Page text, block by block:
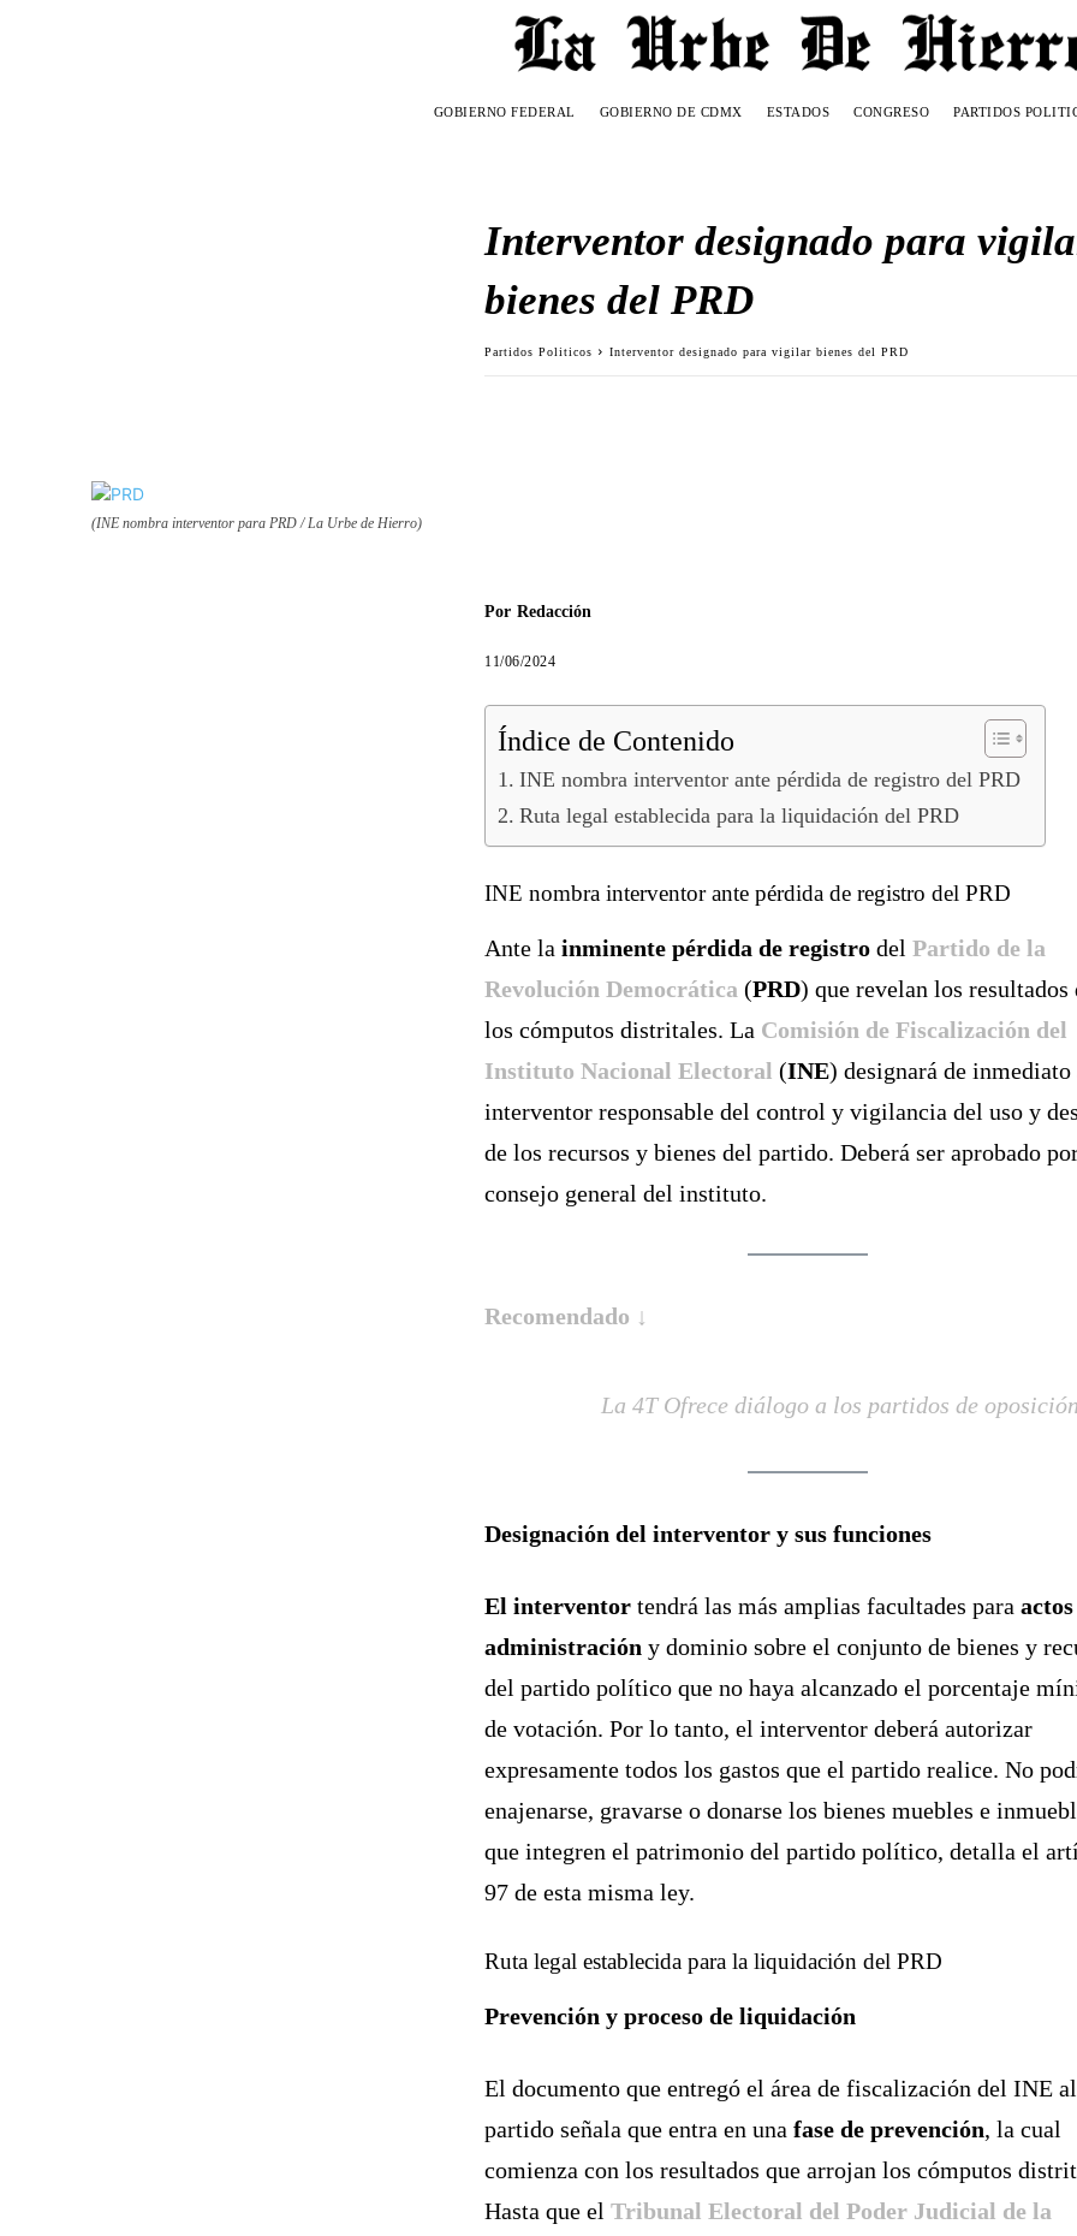
GOBIERNO FEDERAL GOBIERNO DE CDMX ESTADOS CONGRESO PARTIDOS
Interventor designado para
bienes del PRD
Partidos Politicos Interventor designado para vigilar bienes del PRD
(INE nombra interventor para PRD / La Urbe de Hierro)
Por Redacción
11/06/2024
Índice de Contenido
INE nombra interventor ante pérdida de registro del PRD
Ruta legal establecida para la liquidación del PRD
INE nombra interventor ante pérdida de registro del PRD
Ante lainminente pérdida de registro del Partido de la
Revolución Democrática (PRD) que revelan los resultados
los cómputos distritales. La Comisión de Fiscalización del
Instituto Nacional Electoral (INE) designará de inmediato
interventor responsable del control y vigilancia del uso y
de los recursos y bienes del partido. Deberá ser aprobado
consejo general del instituto.
Recomendado ↓
La 4T Ofrece diálogo a los partidos de oposición
Designación del interventor y sus funciones
El interventor tendrá las más amplias facultades para
administración y dominio sobre el conjunto de bienes y
del partido político que no haya alcanzado el porcentaje
de votación. Por lo tanto, el interventor deberá autorizar
expresamente todos los gastos que el partido realice. No
enajenarse, gravarse o donarse los bienes muebles e
que integren el patrimonio del partido político, detalla el
97 de esta misma ley.
Ruta legal establecida para la liquidación del PRD
Prevención y proceso de liquidación
El documento que entregó el área de fiscalización del INE al
partido señala que entra en unafase de prevención, la cual
comienza con los resultados que arrojan los cómputos
Hasta que elTribunal Electoral del Poder Judicial de la